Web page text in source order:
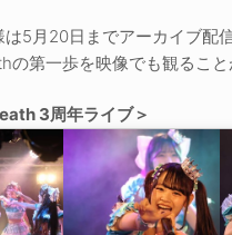
は5月20日までアーカイブ配
の第一歩を映像でも観ること
3周年ライブ＞